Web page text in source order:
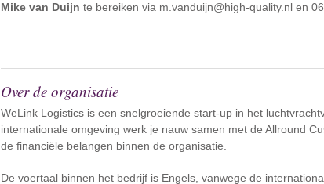
Mike van Duijnte bereiken via m.vanduijn@high-quality.nl en
Over de organisatie
WeLink Logistics is een snelgroeiende start-up in het
internationale omgeving werk je nauw samen met de Allround
de financiële belangen binnen de organisatie.
De voertaal binnen het bedrijf is Engels, vanwege de